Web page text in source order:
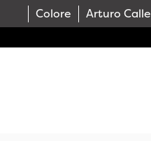
Colore Arturo Calle